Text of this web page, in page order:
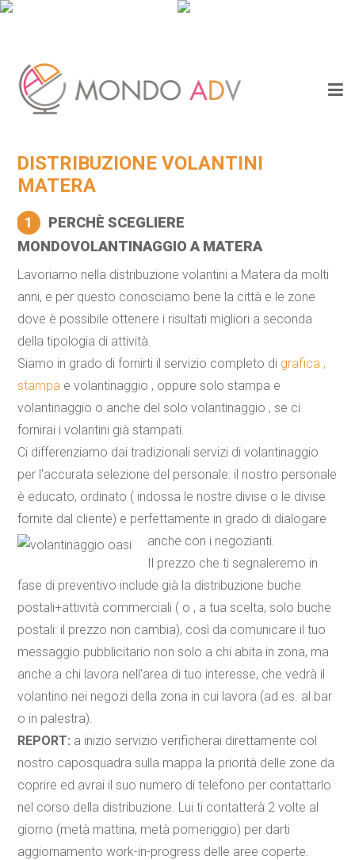
DISTRIBUZIONE VOLANTINI
MATERA
1
PERCHÈ SCEGLIERE
MONDOVOLANTINAGGIO A MATERA
Lavoriamo nella distribuzione volantini a Matera da molti
anni, e per questo conosciamo bene la città e le zone
dove è possibile ottenere i risultati migliori a seconda
della tipologia di attività.
Siamo in grado di fornirti il servizio completo di grafica ,
stampa e volantinaggio , oppure solo stampa e
volantinaggio o anche del solo volantinaggio , se ci
fornirai i volantini già stampati.
Ci differenziamo dai tradizionali servizi di volantinaggio
per l'accurata selezione del personale: il nostro personale
è educato, ordinato ( indossa le nostre divise o le divise
fornite dal cliente) e perfettamente in grado di dialogare
anche con i negozianti.
Il prezzo che ti segnaleremo in
fase di preventivo include già la distribuzione buche
postali+attività commerciali ( o , a tua scelta, solo buche
postali: il prezzo non cambia), così da comunicare il tuo
messaggio pubblicitario non solo a chi abita in zona, ma
anche a chi lavora nell'area di tuo interesse, che vedrà il
volantino nei negozi della zona in cui lavora (ad es. al bar
o in palestra).
REPORT: a inizio servizio verificherai direttamente col
nostro caposquadra sulla mappa la priorità delle zone da
coprire ed avrai il suo numero di telefono per contattarlo
nel corso della distribuzione. Lui ti contatterà 2 volte al
giorno (metà mattina, metà pomeriggio) per darti
aggiornamento work-in-progress delle aree coperte.